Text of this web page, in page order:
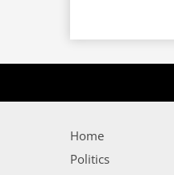
Home
Politics